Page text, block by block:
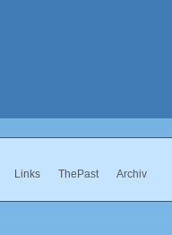
Links ThePast Archiv